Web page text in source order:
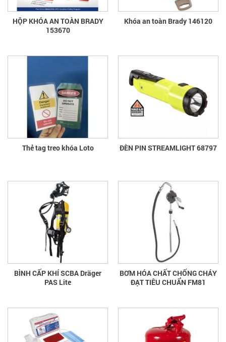
HỘP KHÓA AN TOÀN BRADY
153670
Khóa an toàn Brady 146120
Thẻ tag treo khóa Loto ĐÈN PIN STREAMLIGHT 68797
BÌNH CẤP KHÍ SCBA Dräger
PAS Lite
BƠM HÓA CHẤT CHỐNG CHÁY
ĐẠT TIÊU CHUẨN FM81